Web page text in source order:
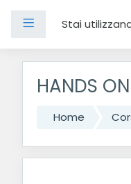
Pannello laterale
Stai
HANDS
Home